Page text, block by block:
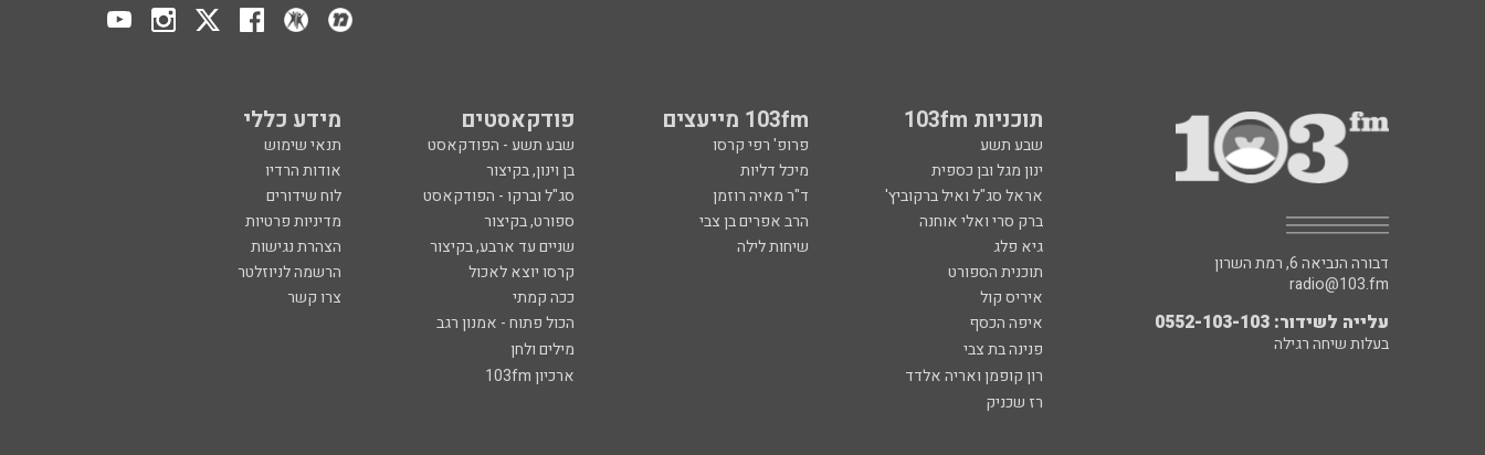
תוכניות 103fm 103fm מייעצים פודקאסטים מידע כללי
שבע תשע פרופ' רפי קרסו שבע תשע - הפודקאסט
תנאי שימוש
ינון מגל ובן כספית
מיכל דליות בן וינון, בקיצור
אודות הרדיו
אראל סג"ל ואיל ברקוביץ'
ד"ר מאיה רוזמן סג"ל וברקו - הפודקאסט
לוח שידורים
ברק סרי ואלי אוחנה
הרב אפרים בן צבי ספורט, בקיצור
מדיניות פרטיות
גיא פלג
שיחות לילה שניים עד ארבע, בקיצור
הצהרת נגישות
תוכנית הספורט
קרסו יוצא לאכול
הרשמה לניוזלטר
איריס קול
ככה קמתי
צרו קשר
איפה הכסף
הכול פתוח - אמנון רגב
פנינה בת צבי
מילים ולחן
רון קופמן ואריה אלדד
ארכיון 103fm
רז שכניק
דבורה הנביאה 6, רמת השרון
radio@103.fm
עלייה לשידור: 0552-103-103
בעלות שיחה רגילה